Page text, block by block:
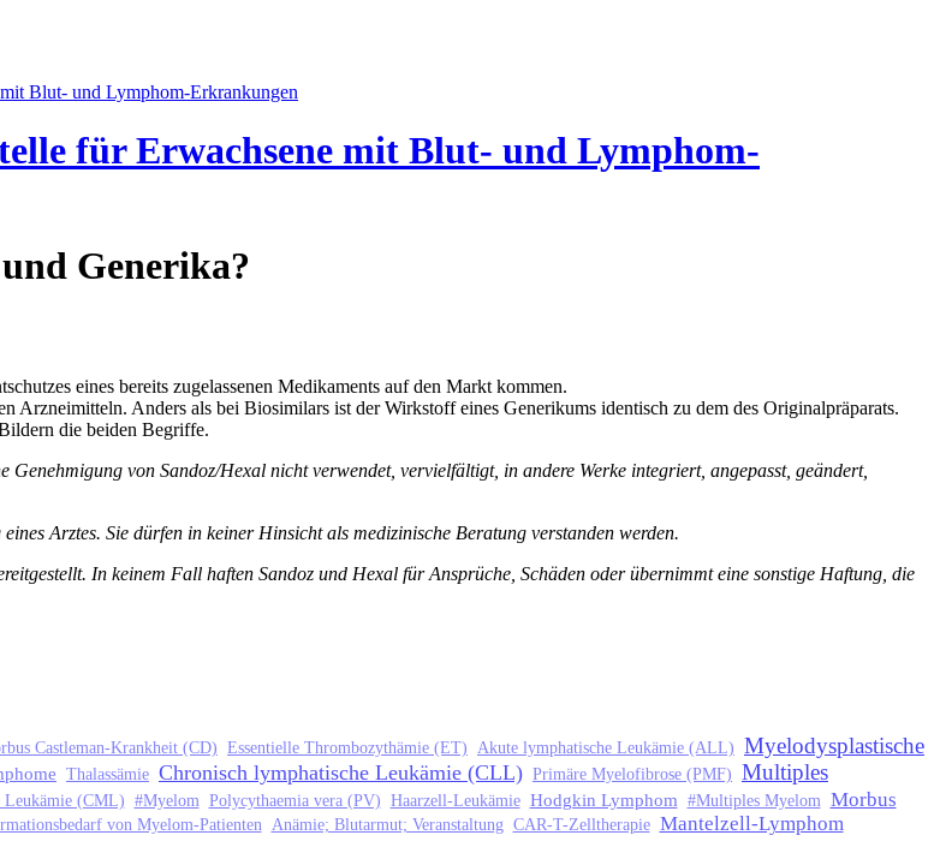
für Erwachsene mit Blut- und Lymphom-
Generika?
eines bereits zugelassenen Medikaments auf den Markt kommen.
Arzneimitteln. Anders als bei Biosimilars ist der Wirkstoff eines Generikums identisch zu dem des Originalpräparats.
die beiden Begriffe.
von Sandoz/Hexal nicht verwendet, vervielfältigt, in andere Werke integriert, angepasst, geändert,
Arztes. Sie dürfen in keiner Hinsicht als medizinische Beratung verstanden werden.
In keinem Fall haften Sandoz und Hexal für Ansprüche, Schäden oder übernimmt eine sonstige Haftung, die
Castleman-Krankheit (CD) Essentielle Thrombozythämie (ET) Akute lymphatische Leukämie (ALL) Myelodysplastische
Thalassämie Chronisch lymphatische Leukämie (CLL) Primäre Myelofibrose (PMF) Multiples
Leukämie (CML) #Myelom Polycythaemia vera (PV) Haarzell-Leukämie Hodgkin Lymphom #Multiples Myelom Morbus
von Myelom-Patienten Anämie; Blutarmut; Veranstaltung CAR-T-Zelltherapie Mantelzell-Lymphom